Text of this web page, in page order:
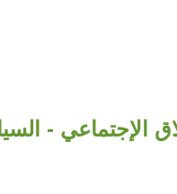
الإجتماعي -